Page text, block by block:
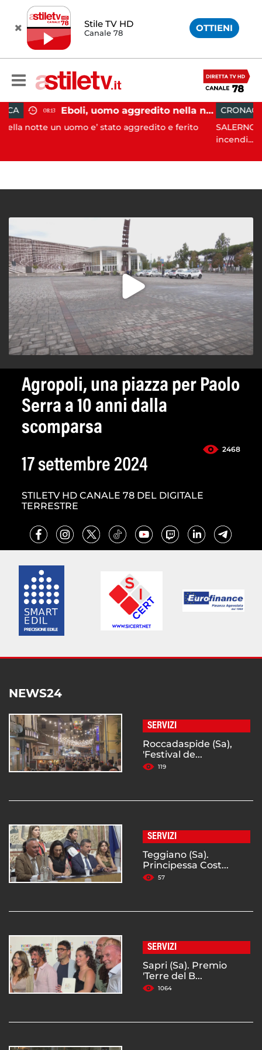
Stile TV HD
Canale 78 OTTIENI
Eboli, uomo aggredito nella notte: indagini in corso
e’ stato aggredito e ferito
CRONACA 08:09
SALERNO. L’ANPANA
Agropoli, una piazza per Paolo
Serra a 10 anni dalla
scomparsa
2468
17 settembre 2024
STILETV HD CANALE 78 DEL DIGITALE
TERRESTRE
NEWS24
SERVIZI
Roccadaspide (Sa),
'Festival de...
119
SERVIZI
Teggiano (Sa).
Principessa Cost...
57
SERVIZI
Sapri (Sa). Premio
'Terre del B...
1064